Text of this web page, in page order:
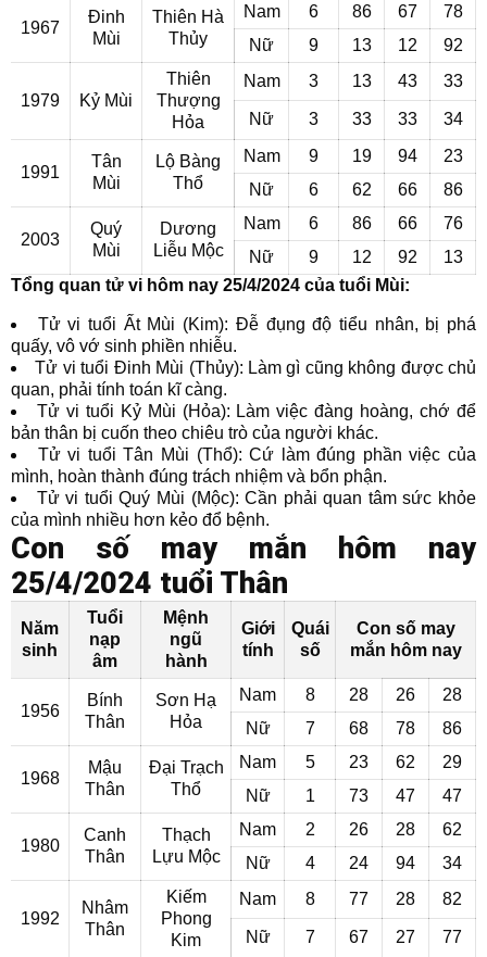
1967
Đinh
Mùi
Thiên Hà
Thủy
Nam 6 86 67
78
Nữ
9 13 12 92
1979 Kỷ Mùi
Thiên
Thượng
Hỏa
Nam 3 13 43 33
Nữ 3 33 33 34
1991
Tân
Mùi
Lộ Bàng
Thổ
Nam 9 19 94
23
Nữ
6 62 66 86
2003
Quý
Mùi
Dương
Liễu Mộc
Nam 6 86 66
76
Nữ
9 12 92
13
Tổng quan tử vi hôm nay 25/4/2024 của tuổi Mùi:
Tử vi tuổi Ất Mùi (Kim): Đễ đụng độ tiểu nhân, bị phá
quấy, vô vớ sinh phiền nhiễu.
Tử vi tuổi Đinh Mùi (Thủy): Làm gì cũng không được chủ
quan, phải tính toán kĩ càng.
Tử vi tuổi Kỷ Mùi (Hỏa): Làm việc đàng hoàng, chớ để
bản thân bị cuốn theo chiêu trò của người khác.
Tử vi tuổi Tân Mùi (Thổ): Cứ làm đúng phần việc của
mình, hoàn thành đúng trách nhiệm và bổn phận.
Tử vi tuổi Quý Mùi (Mộc): Cần phải quan tâm sức khỏe
của mình nhiều hơn kẻo đổ bệnh.
Con số may mắn hôm nay
25/4/2024 tuổi Thân
Năm
sinh
Tuổi
nạp
âm
Mệnh
ngũ
hành
Giới
tính
Quái
số
Con số may
mắn hôm nay
1956
Bính
Thân
Sơn Hạ
Hỏa
Nam 8 28 26
28
Nữ
7 68 78 86
1968
Mậu
Thân
Đại Trạch
Thổ
Nam 5 23 62
29
Nữ
1 73 47 47
1980
Canh
Thân
Thạch
Lựu Mộc
Nam 2 26 28
62
Nữ
4 24 94 34
1992
Nhâm
Thân
Kiếm
Phong
Kim
Nam 8 77 28 82
Nữ 7 67 27 77